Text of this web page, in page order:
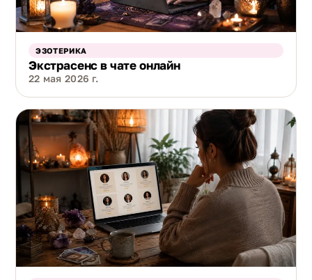
ЭЗОТЕРИКА
Экстрасенс в чате онлайн
22 мая 2026 г.